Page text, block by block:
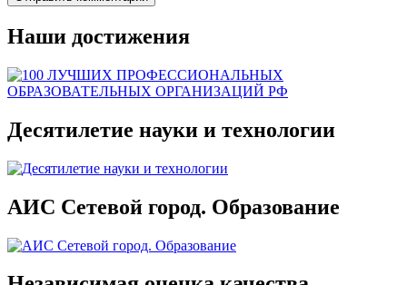
Наши достижения
Десятилетие науки и технологии
АИС Сетевой город. Образование